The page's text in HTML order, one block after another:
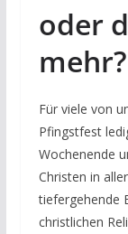
oder
mehr?
Für viele von
Pfingstfest
Wochenende
Christen in
tiefergehende
christlichen